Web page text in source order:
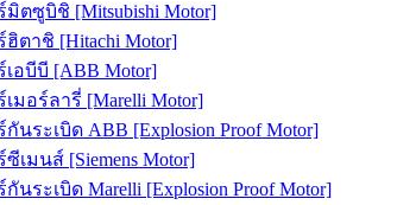
มิตซูบิชิ [Mitsubishi Motor]
ฮิตาชิ [Hitachi Motor]
เอบีบี [ABB Motor]
เมอร์ลารี่ [Marelli Motor]
กันระเบิด ABB [Explosion Proof Motor]
ซีเมนส์ [Siemens Motor]
นระเบิด Marelli [Explosion Proof Motor]